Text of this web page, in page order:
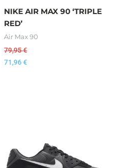
NIKE AIR MAX 90 ‘TRIPLE
RED’
Air Max 90
79,95€
71,96€